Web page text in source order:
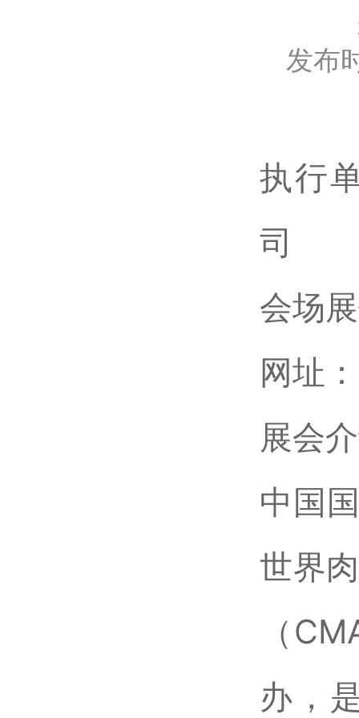
发布
执行
司
会场
网址
展会
中国
世界
（
办，